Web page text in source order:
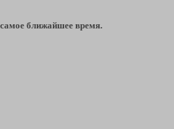
ближайшее время.